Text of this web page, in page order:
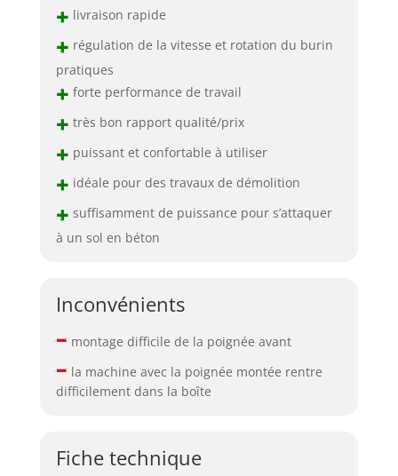
+ livraison rapide
+ régulation de la vitesse et rotation du burin
pratiques
+ forte performance de travail
+ très bon rapport qualité/prix
+ puissant et confortable à utiliser
+ idéale pour des travaux de démolition
+ suffisamment de puissance pour s’attaquer
à un sol en béton
Inconvénients
– montage difficile de la poignée avant
– la machine avec la poignée montée rentre
difficilement dans la boîte
Fiche technique